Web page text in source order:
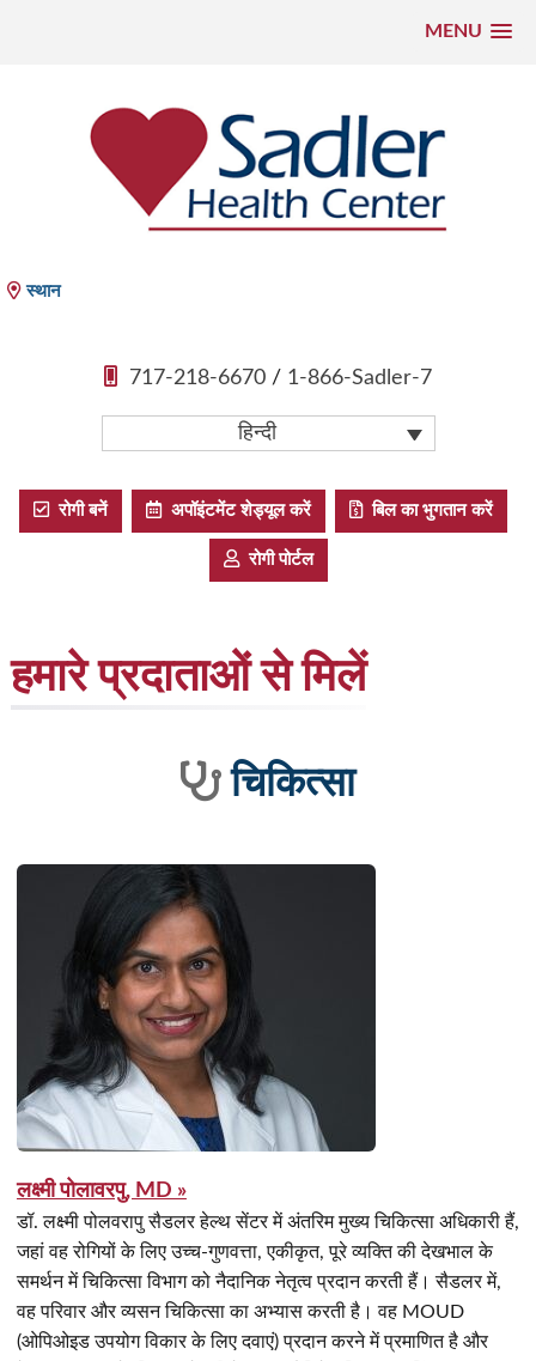
MENU
स्थान
717-218-6670 / 1-866-Sadler-7
हिन्दी
रोगी बनें अपॉइंटमेंट शेड्यूल करें बिल का भुगतान करें
रोगी पोर्टल
हमारे प्रदाताओं से मिलें
चिकित्सा
लक्ष्मी पोलावरपु, MD »
डॉ. लक्ष्मी पोलवरापु सैडलर हेल्थ सेंटर में अंतरिम मुख्य चिकित्सा अधिकारी हैं,
जहां वह रोगियों के लिए उच्च-गुणवत्ता, एकीकृत, पूरे व्यक्ति की देखभाल के
समर्थन में चिकित्सा विभाग को नैदानिक नेतृत्व प्रदान करती हैं। सैडलर में,
वह परिवार और व्यसन चिकित्सा का अभ्यास करती है। वह MOUD
(ओपिओइड उपयोग विकार के लिए दवाएं) प्रदान करने में प्रमाणित है और